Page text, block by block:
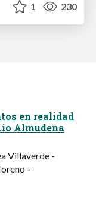
1 230
en realidad
Almudena
Villaverde -
-